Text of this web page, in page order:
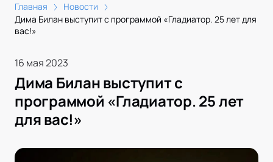
Главная
Новости
Дима Билан выступит с программой «Гладиатор. 25 лет для
вас!»
16 мая 2023
Дима Билан выступит с
программой «Гладиатор. 25 лет
для вас!»